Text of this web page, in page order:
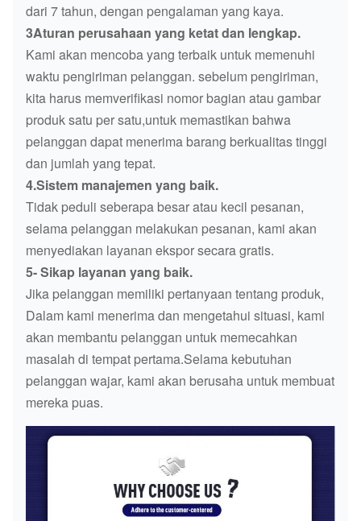
dari 7 tahun, dengan pengalaman yang kaya.
3Aturan perusahaan yang ketat dan lengkap.
Kami akan mencoba yang terbaik untuk memenuhi
waktu pengiriman pelanggan. sebelum pengiriman,
kita harus memverifikasi nomor bagian atau gambar
produk satu per satu,untuk memastikan bahwa
pelanggan dapat menerima barang berkualitas tinggi
dan jumlah yang tepat.
4.Sistem manajemen yang baik.
Tidak peduli seberapa besar atau kecil pesanan,
selama pelanggan melakukan pesanan, kami akan
menyediakan layanan ekspor secara gratis.
5- Sikap layanan yang baik.
Jika pelanggan memiliki pertanyaan tentang produk,
Dalam kami menerima dan mengetahui situasi, kami
akan membantu pelanggan untuk memecahkan
masalah di tempat pertama.Selama kebutuhan
pelanggan wajar, kami akan berusaha untuk membuat
mereka puas.